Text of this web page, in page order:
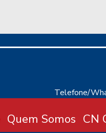
Telefone/
Quem Somos CN